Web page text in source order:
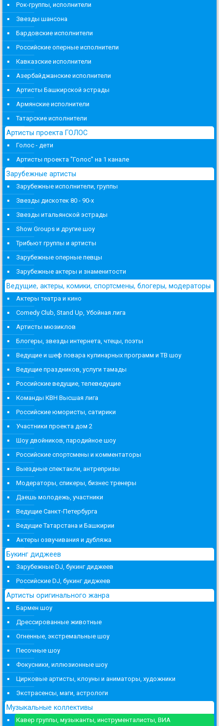
Рок-группы, исполнители
Звезды шансона
Бардовские исполнители
Российские оперные исполнители
Кавказские исполнители
Азербайджанские исполнители
Артисты Башкирской эстрады
Армянские исполнители
Татарские исполнители
Артисты проекта ГОЛОС
Голос - дети
Артисты проекта "Голос" на 1 канале
Зарубежные артисты
Зарубежные исполнители, группы
Звезды дискотек 80 - 90-х
Звезды итальянской эстрады
Show Groups и другие шоу
Трибьют группы и артисты
Зарубежные оперные певцы
Зарубежные актеры и знаменитости
Ведущие, актеры, комики, спортсмены, блогеры, модераторы
Актеры театра и кино
Comedy Club, Stand Up, Убойная лига
Артисты мюзиклов
Блогеры, звезды интернета, чтецы, поэты
Ведущие и шеф повара кулинарных программ и ТВ шоу
Ведущие праздников, услуги тамады
Российские ведущие, телеведущие
Команды КВН Высшая лига
Российские юмористы, сатирики
Участники проекта дом 2
Шоу двойников, пародийное шоу
Российские спортсмены и комментаторы
Выездные спектакли, антрепризы
Модераторы, спикеры, бизнес тренеры
Даешь молодежь, участники
Ведущие Санкт-Петербурга
Ведущие Татарстана и Башкирии
Актеры озвучивания и дубляжа
Букинг диджеев
Зарубежные DJ, букинг диджеев
Российские DJ, букинг диджеев
Артисты оригинального жанра
Бармен шоу
Дрессированные животные
Огненные, экстремальные шоу
Песочные шоу
Фокусники, иллюзионные шоу
Цирковые артисты, клоуны и аниматоры, художники
Экстрасенсы, маги, астрологи
Музыкальные коллективы
Кавер группы, музыканты, инструменталисты, ВИА